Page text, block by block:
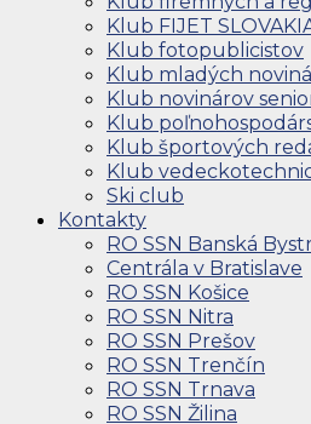
Klub FIJET
Klub fotopublicistov
Klub mladých
Klub novinárov
Klub
Klub športových
Klub
Ski club
Kontakty
RO SSN Banská
Centrála v Bratislave
RO SSN Košice
RO SSN Nitra
RO SSN Prešov
RO SSN Trenčín
RO SSN Trnava
RO SSN Žilina